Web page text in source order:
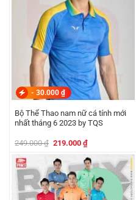
- 30.000 ₫
Bộ Thể Thao nam nữ cá tính mới
nhất tháng 6 2023 by TQS
249.000₫ Giá
là:
249.000 ₫.
219.000 ₫Giá
hiện
tại
là:
219.000 ₫.